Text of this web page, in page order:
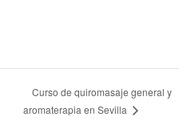
Curso de quiromasaje general y
aromaterapia en Sevilla